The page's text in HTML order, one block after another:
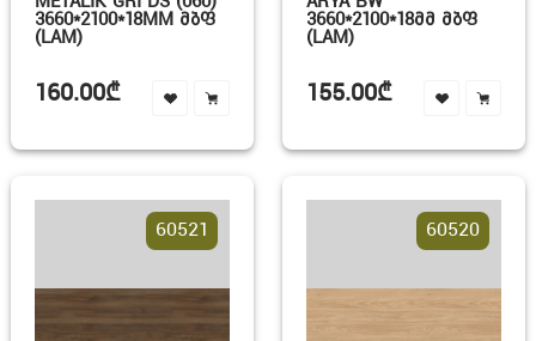
3660*2100*18MM ᲛᲑᲤ
(LAM)
160.00₾
3660*2100*18ᲛᲛ ᲛᲑᲤ
(LAM)
155.00₾
60521 60520